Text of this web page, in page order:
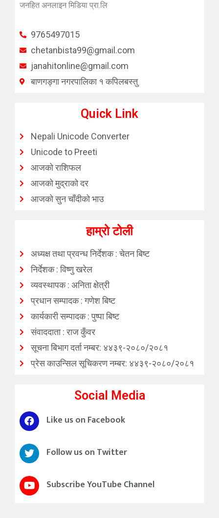
जनहित अनलाइन मिडिया प्रा.लि
9765497015
chetanbista99@gmail.com
janahitonline@gmail.com
बाणगङ्गा नगरपालिका १ कपिलबस्तु
Quick Link
Nepali Unicode Converter
Unicode to Preeti
आजको राशिफल
आजको मुद्राको दर
आजको सुन चाँदीको भाउ
हाम्रो टोली
अध्यक्ष तथा प्रवन्ध निर्देशक : चेतन बिष्ट
निर्देशक : विष्णु खरेल
व्यवस्थापक : अनिता क्षेत्री
प्रधान सम्पादक : गणेश बिष्ट
कार्यकारी सम्पादक : पुष्पा बिष्ट
संवाददाता : राज कुँवर
सूचना बिभाग दर्ता नम्बर: ४४३९-२०८०/२०८१
प्रेस काउन्सिल सूचिकरण नम्बर: ४४३९-२०८०/२०८१
Social Media
Like us on Facebook
Follow us on Twitter
Subscribe YouTube Channel